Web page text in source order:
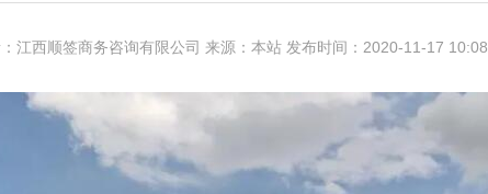
江西顺签商务咨询有限公司 来源：本站 发布时间：2020-11-17 10:08